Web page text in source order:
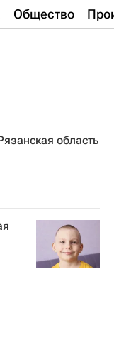
Общество
область